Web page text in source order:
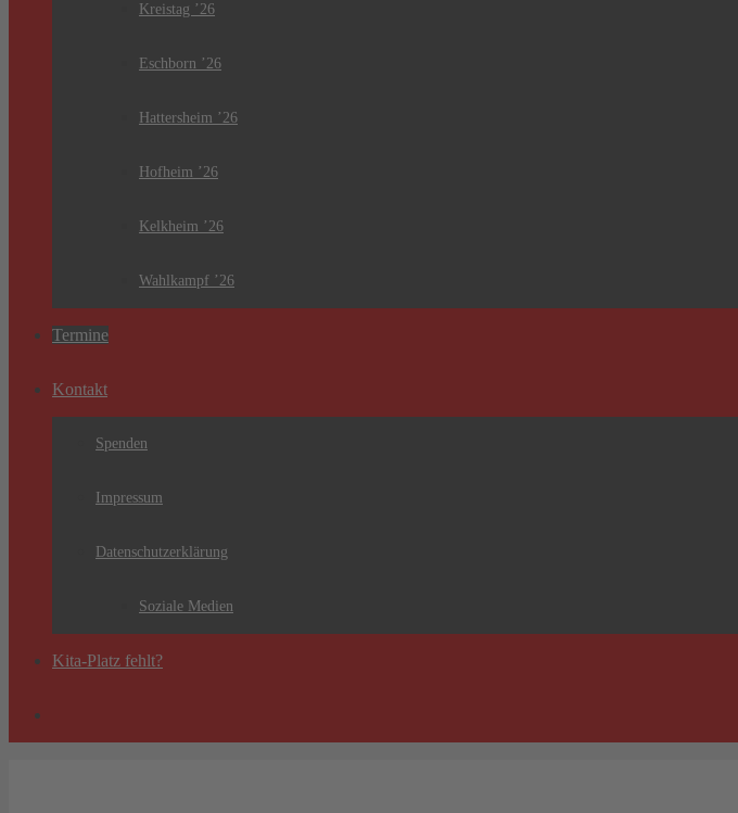
Kreistag ’26
Eschborn ’26
Hattersheim ’26
Hofheim ’26
Kelkheim ’26
Wahlkampf ’26
Termine
Kontakt
Spenden
Impressum
Datenschutzerklärung
Soziale Medien
Kita-Platz fehlt?